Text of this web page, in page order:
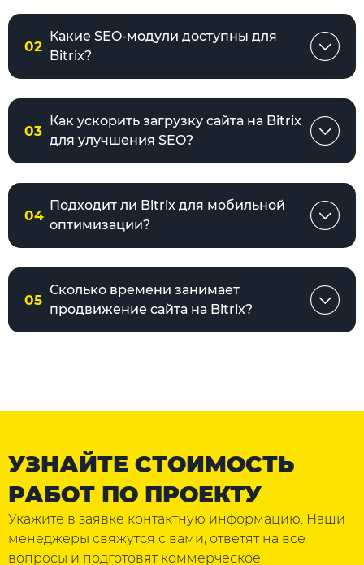
02
Какие SEO-модули доступны для
Bitrix?
03
Как ускорить загрузку сайта на Bitrix
для улучшения SEO?
04
Подходит ли Bitrix для мобильной
оптимизации?
05
Сколько времени занимает
продвижение сайта на Bitrix?
УЗНАЙТЕ СТОИМОСТЬ
РАБОТ ПО ПРОЕКТУ
Укажите в заявке контактную информацию. Наши
менеджеры свяжутся с вами, ответят на все
вопросы и подготовят коммерческое